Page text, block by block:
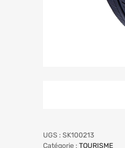
UGS : SK100213
Catégorie : TOURISME